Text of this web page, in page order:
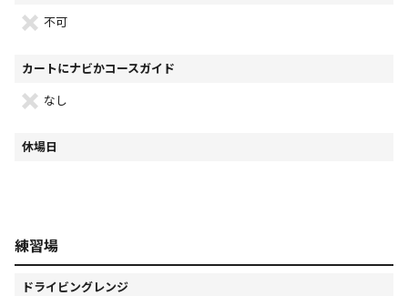
不可
カートにナビかコースガイド
なし
休場日
練習場
ドライビングレンジ